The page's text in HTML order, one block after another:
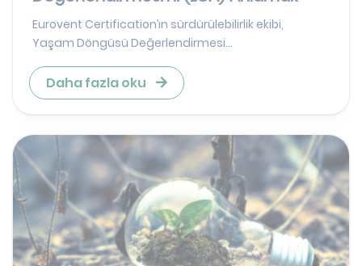
Eurovent Certification’ın sürdürülebilirlik ekibi,
Yaşam Döngüsü Değerlendirmesi...
Daha fazla oku